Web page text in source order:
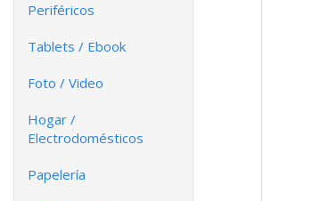
Periféricos
Tablets / Ebook
Foto / Video
Hogar /
Electrodomésticos
Papelería